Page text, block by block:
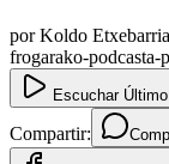
porKoldo Etxebarria
frogarako-podcasta-
Escuchar Último
Compartir: